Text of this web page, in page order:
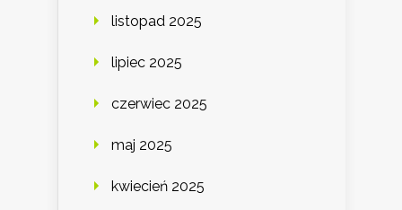
listopad 2025
lipiec 2025
czerwiec 2025
maj 2025
kwiecień 2025